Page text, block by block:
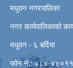
मधुवन नगरपालिका
नगर कार्यपालिकाको
मधुवन - ६ बर्दिया
फोन नं.: ०८४-